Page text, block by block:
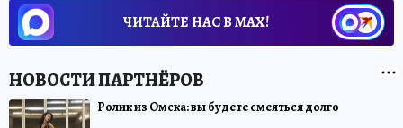
ЧИТАЙТЕ НАС В МАХ!
Ролик из Омска: вы будете смеяться долго